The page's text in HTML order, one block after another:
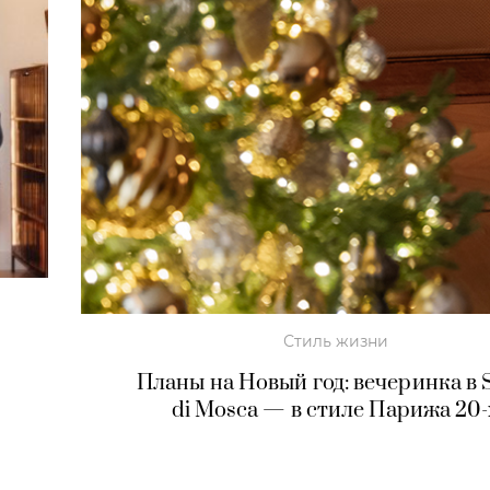
Стиль жизни
Планы на Новый год: вечеринка в
di Mosca — в стиле Парижа